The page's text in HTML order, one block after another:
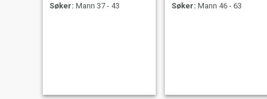
Søker: Mann 37 - 43
Søker: Mann 46 - 63